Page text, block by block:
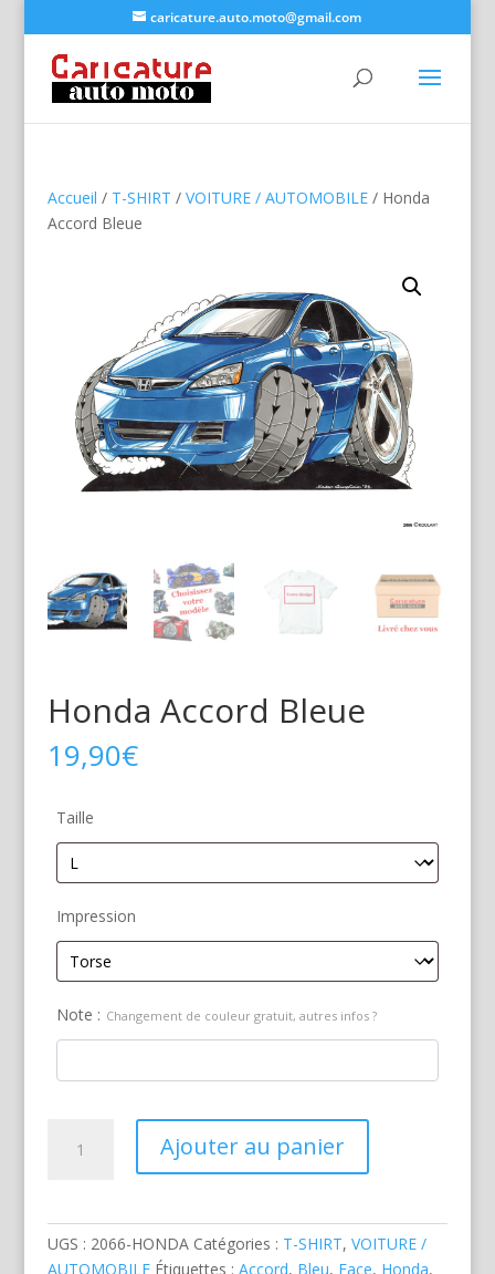
caricature.auto.moto@gmail.com
Accueil / T-SHIRT / VOITURE / AUTOMOBILE/ Honda
Accord Bleue
Honda Accord Bleue
19,90€
Taille
Impression
Note : Changement de couleur gratuit, autres infos ?
Ajouter au panier
UGS : 2066-HONDA Catégories : T-SHIRT, VOITURE /
AUTOMOBILE Étiquettes : Accord, Bleu, Face, Honda,